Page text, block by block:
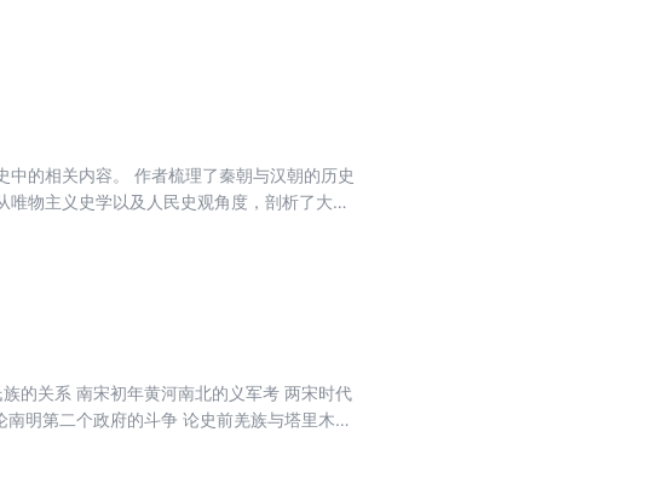
的相关内容。 作者梳理了秦朝与汉朝的历史
物主义史学以及人民史观角度，剖析了大一
的关系 南宋初年黄河南北的义军考 两宋时代
明第二个政府的斗争 论史前羌族与塔里木盆